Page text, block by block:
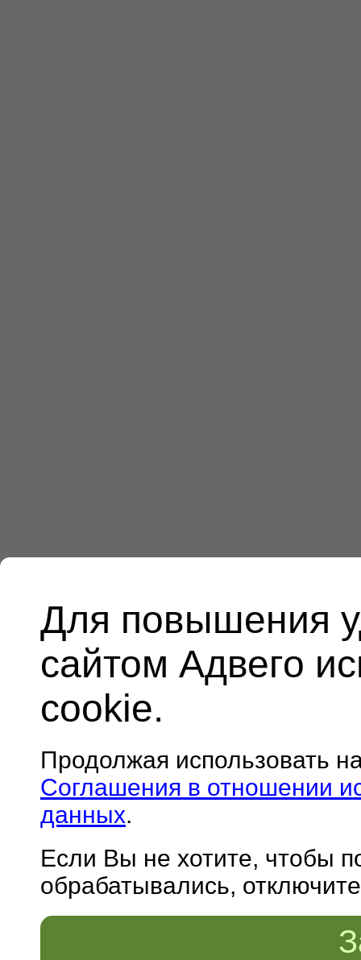
Для повышения
сайтом Адвего
cookie.
Продолжая использовать
Соглашения в отношении
данных.
Если Вы не хотите, чтобы
обрабатывались,